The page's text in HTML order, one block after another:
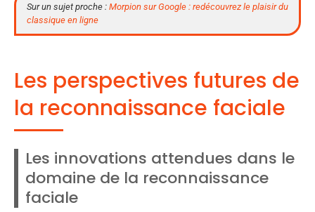
Sur un sujet proche : Morpion sur Google : redécouvrez le plaisir du
classique en ligne
Les perspectives futures de
la reconnaissance faciale
Les innovations attendues dans le
domaine de la reconnaissance
faciale